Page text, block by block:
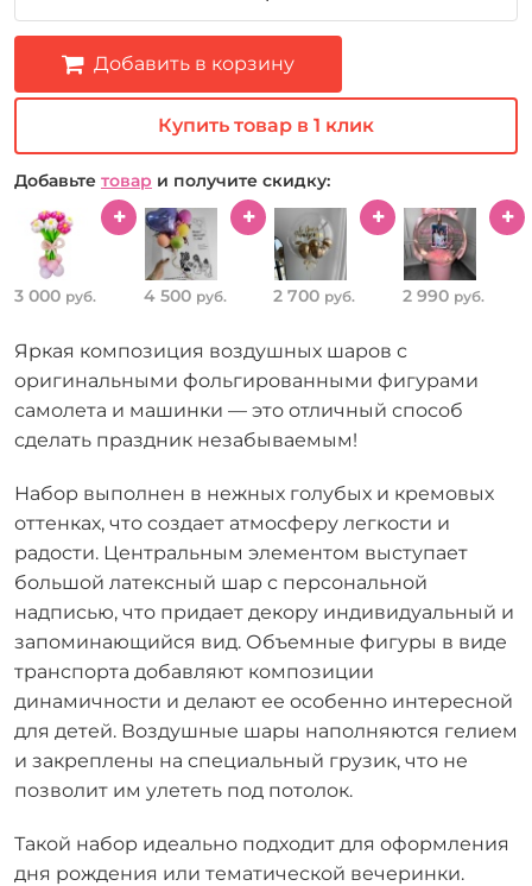
Добавить в корзину
Купить товар в 1 клик
Добавьте товар и получите скидку:
3 000 руб. 4 500 руб. 2 700 руб. 2 990 руб.
Яркая композиция воздушных шаров с
оригинальными фольгированными фигурами
самолета и машинки — это отличный способ
сделать праздник незабываемым!
Набор выполнен в нежных голубых и кремовых
оттенках, что создает атмосферу легкости и
радости. Центральным элементом выступает
большой латексный шар с персональной
надписью, что придает декору индивидуальный и
запоминающийся вид. Объемные фигуры в виде
транспорта добавляют композиции
динамичности и делают ее особенно интересной
для детей. Воздушные шары наполняются гелием
и закреплены на специальный грузик, что не
позволит им улететь под потолок.
Такой набор идеально подходит для оформления
дня рождения или тематической вечеринки.